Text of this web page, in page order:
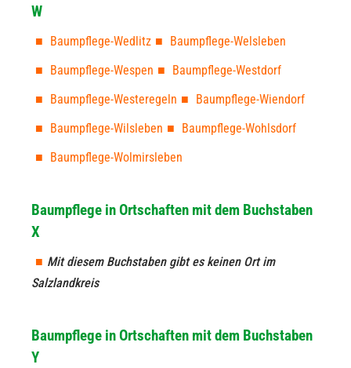
W
Baumpflege-Wedlitz
Baumpflege-Welsleben
Baumpflege-Wespen
Baumpflege-Westdorf
Baumpflege-Westeregeln
Baumpflege-Wiendorf
Baumpflege-Wilsleben
Baumpflege-Wohlsdorf
Baumpflege-Wolmirsleben
Baumpflege in Ortschaften mit dem Buchstaben
X
Mit diesem Buchstaben gibt es keinen Ort im
Salzlandkreis
Baumpflege in Ortschaften mit dem Buchstaben
Y